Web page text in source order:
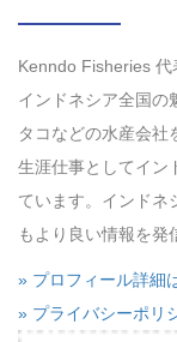
Kenndo Fisheries 代
インドネシア全国の
タコなどの水産会社
生涯仕事としてイン
ています。インドネ
もより良い情報を発
» プロフィール詳細
» プライバシーポリ